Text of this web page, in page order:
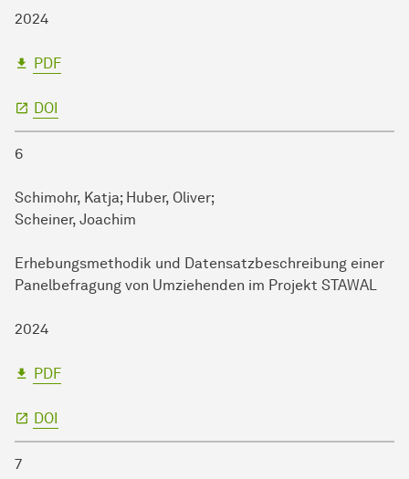
2024
PDF
DOI
6
Schimohr, Katja; Huber, Oliver;
Scheiner, Joachim
Erhebungsmethodik und Datensatzbeschreibung einer
Panelbefragung von Umziehenden im Projekt STAWAL
2024
PDF
DOI
7